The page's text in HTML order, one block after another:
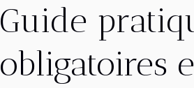
Guide
obligatoires